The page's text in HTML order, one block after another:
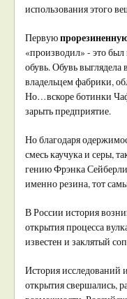
использования этого
Первую
«производил» - это
обувь. Обувь
владельцем фабрики,
Но…вскоре ботинки
зарыть предприятие.
Но благодаря
смесь каучука и серы,
гению Фрэнка
именно резина, тот
В России история
открытия процесса
известен и заклятый
История исследований
открытия свершались,